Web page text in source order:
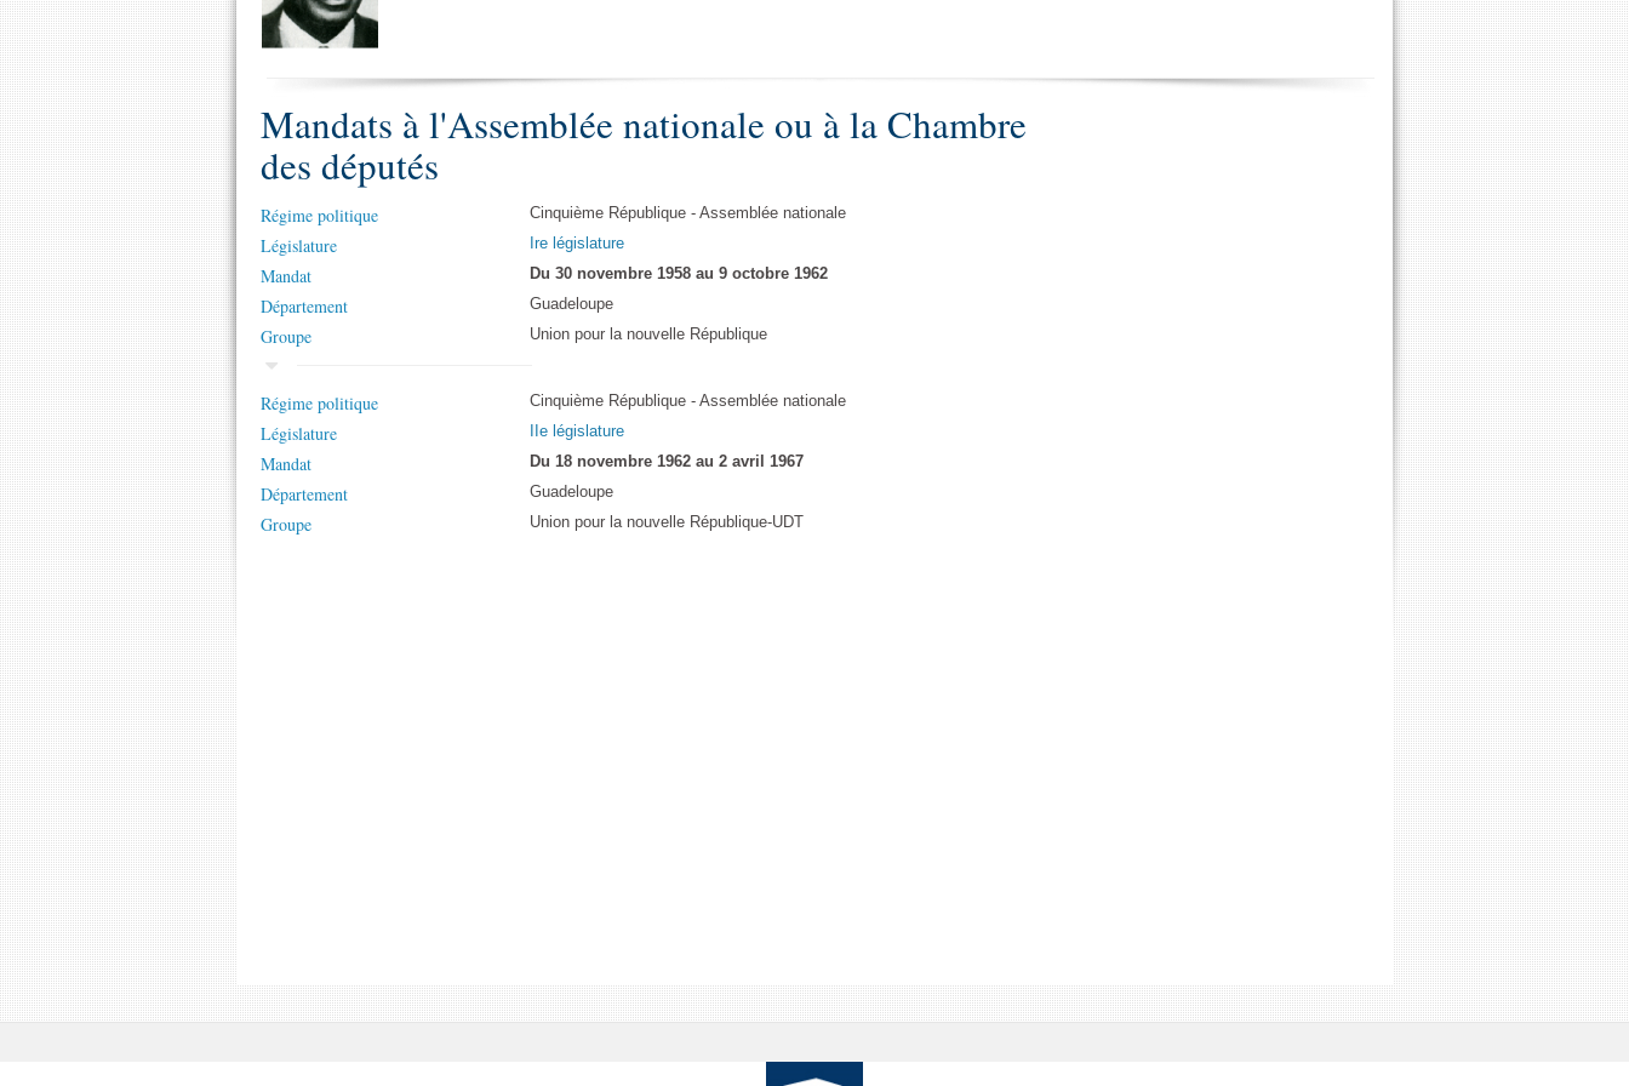
Mandats à l'Assemblée nationale ou à la Chambre
des députés
Régime politique Cinquième République - Assemblée nationale
Législature Ire législature
Mandat Du 30 novembre 1958 au 9 octobre 1962
Département Guadeloupe
Groupe Union pour la nouvelle République
Régime politique Cinquième République - Assemblée nationale
Législature IIe législature
Mandat Du 18 novembre 1962 au 2 avril 1967
Département Guadeloupe
Groupe Union pour la nouvelle République-UDT